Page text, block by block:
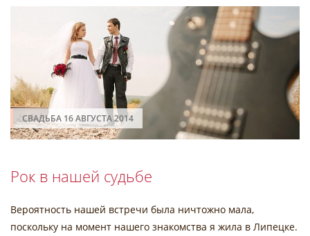
СВАДЬБА 16 АВГУСТА 2014
Рок в нашей судьбе
Вероятность нашей встречи была ничтожно мала,
поскольку на момент нашего знакомства я жила в Липецке.